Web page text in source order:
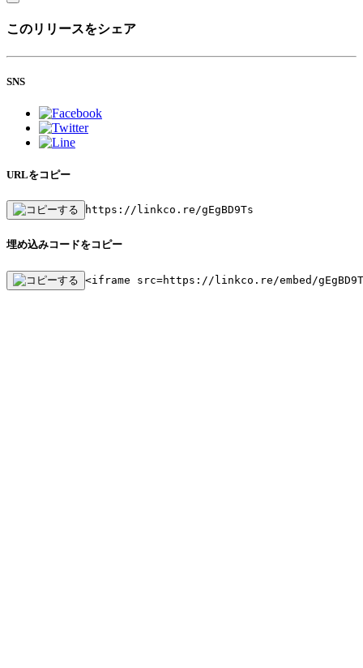
このリリースをシェア
SNS
URLをコピー
https://linkco.re/gEgBD9Ts
埋め込みコードをコピー
<iframe src=https://linkco.re/embed/